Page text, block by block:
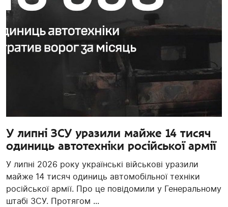
У липні ЗСУ уразили майже 14 тисяч
одиниць автотехніки російської армії
У липні 2026 року українські військові уразили
майже 14 тисяч одиниць автомобільної техніки
російської армії. Про це повідомили у Генеральному
штабі ЗСУ. Протягом ...